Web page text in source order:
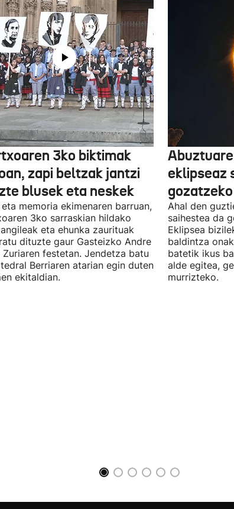
3ko biktimak
zapi beltzak jantzi
blusek eta neskek
memoria ekimenaren barruan,
3ko sarraskian hildako
eta ehunka zaurituak
dituzte gaur Gasteizko Andre
Zuriaren festetan. Jendetza batu
Berriaren atarian egin duten
ekitaldian.
eklipseaz
Ahal den
saihestea da
Eklipsea
baldintza
batetik ikus
alde egitea,
murrizteko.